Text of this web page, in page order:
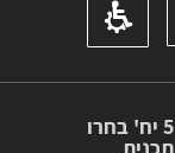
5 יח' בחרו
תכנית